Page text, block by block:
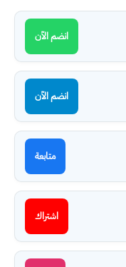
انضم الآن
انضم الآن
متابعة
اشتراك